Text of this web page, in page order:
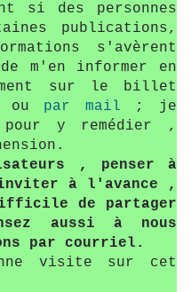
si des personnes
publications,
s'avèrent
m'en informer en
sur le billet
ou par mail ; je
y remédier ,
, penser à
à l'avance ,
de partager
aussi à nous
par courriel.
visite sur cet